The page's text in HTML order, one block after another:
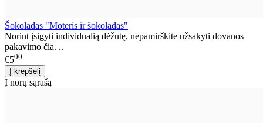
Šokoladas "Moteris ir šokoladas"
Norint įsigyti individualią dėžutę, nepamirškite užsakyti dovanos
pakavimo čia. ..
€500
Į norų sąrašą